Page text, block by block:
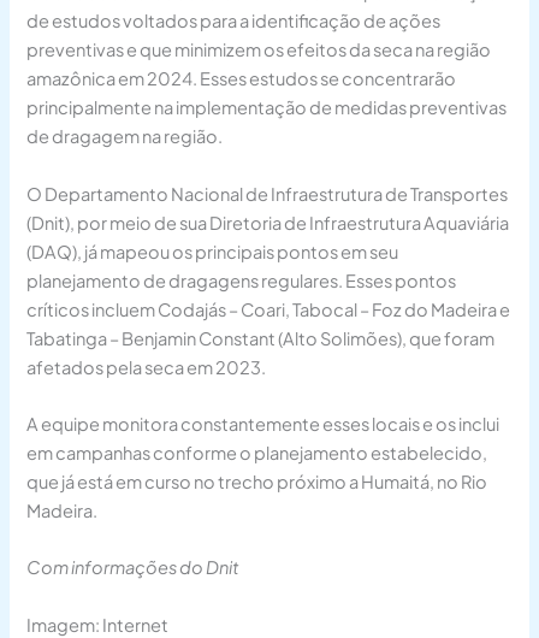
de estudos voltados para a identificação de ações
preventivas e que minimizem os efeitos da seca na região
amazônica em 2024. Esses estudos se concentrarão
principalmente na implementação de medidas preventivas
de dragagem na região.
O Departamento Nacional de Infraestrutura de Transportes
(Dnit), por meio de sua Diretoria de Infraestrutura Aquaviária
(DAQ), já mapeou os principais pontos em seu
planejamento de dragagens regulares. Esses pontos
críticos incluem Codajás – Coari, Tabocal – Foz do Madeira e
Tabatinga – Benjamin Constant (Alto Solimões), que foram
afetados pela seca em 2023.
A equipe monitora constantemente esses locais e os inclui
em campanhas conforme o planejamento estabelecido,
que já está em curso no trecho próximo a Humaitá, no Rio
Madeira.
Com informações do Dnit
Imagem: Internet